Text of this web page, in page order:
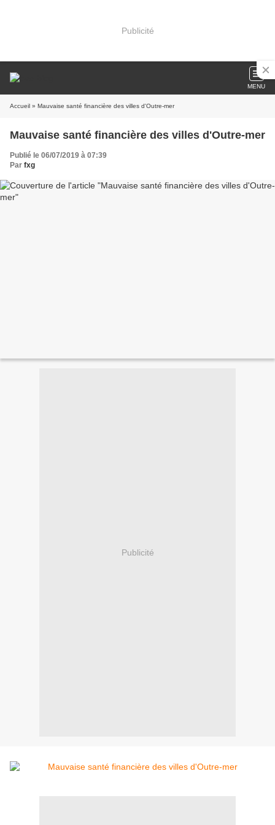
Publicité
MENU
Accueil » Mauvaise santé financière des villes d'Outre-mer
Mauvaise santé financière des villes d'Outre-mer
Publié le 06/07/2019 à 07:39
Par fxg
Publicité